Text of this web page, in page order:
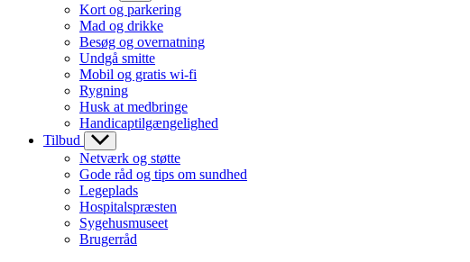
Kort og parkering
Mad og drikke
Besøg og overnatning
Undgå smitte
Mobil og gratis wi-fi
Rygning
Husk at medbringe
Handicaptilgængelighed
Tilbud
Netværk og støtte
Gode råd og tips om sundhed
Legeplads
Hospitalspræsten
Sygehusmuseet
Brugerråd